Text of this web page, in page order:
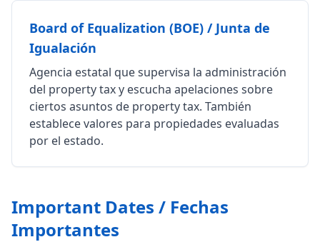
Board of Equalization (BOE) / Junta de
Igualación
Agencia estatal que supervisa la administración
del property tax y escucha apelaciones sobre
ciertos asuntos de property tax. También
establece valores para propiedades evaluadas
por el estado.
Important Dates / Fechas
Importantes